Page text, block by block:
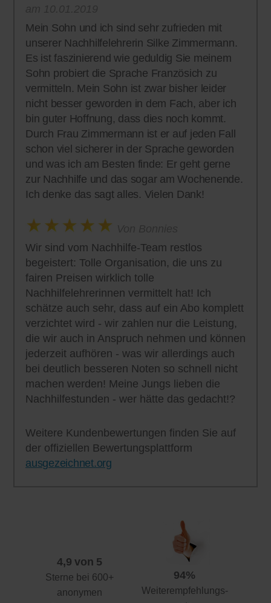
Mein Sohn und ich sind sehr zufrieden mit
unserer Nachhilfelehrerin Silke Zimmermann.
Es ist faszinierend wie geduldig Sie meinem
Sohn probiert die Sprache Französich zu
vermitteln. Mein Sohn ist zwar bisher leider
nicht besser geworden in dem Fach, aber ich
bin guter Hoffnung, dass dies noch kommt.
Durch Frau Zimmermann ist er auf jeden Fall
schon viel sicherer in der Sprache geworden
und was ich am Besten finde: Er geht gerne
zur Nachhilfe und das sogar am Wochenende.
Ich denke das sagt alles. Vielen Dank!
Wir sind vom Nachhilfe-Team restlos
begeistert: Tolle Organisation, die uns zu
fairen Preisen wirklich tolle
Nachhilfelehrerinnen vermittelt hat! Ich
schätze auch sehr, dass auf ein Abo komplett
verzichtet wird - wir zahlen nur die Leistung,
die wir auch in Anspruch nehmen und können
jederzeit aufhören - was wir allerdings auch
bei deutlich besseren Noten so schnell nicht
machen werden! Meine Jungs lieben die
Nachhilfestunden - wer hätte das gedacht!?
Weitere Kundenbewertungen finden Sie auf
der offiziellen Bewertungsplattform
ausgezeichnet.org
4,9 von 5
Sterne bei 600+
anonymen
94%
Weiterempfehlungs-